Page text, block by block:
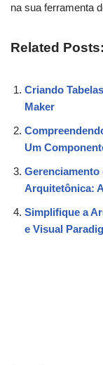
na sua ferramenta
Related Posts:
Criando
Maker
Um
Gerenciamento
Arquitetônica:
Simplifique a
e Visual